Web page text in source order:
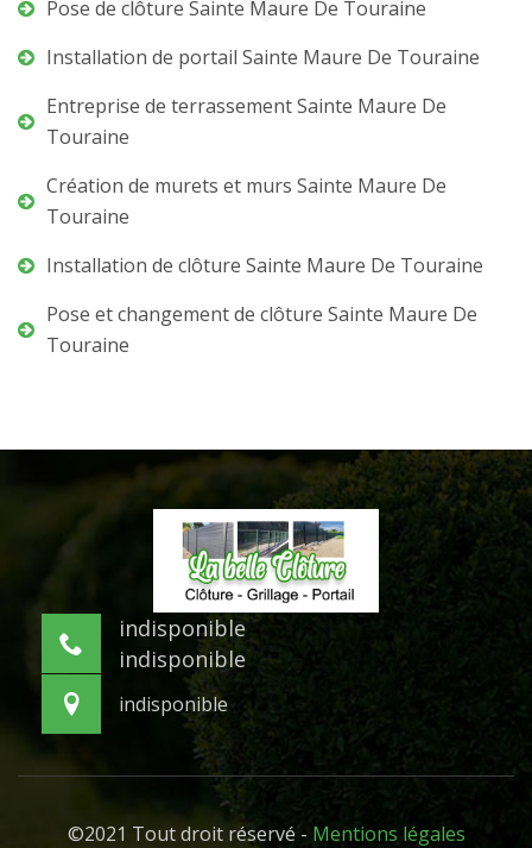
Pose de clôture Sainte Maure De Touraine
Installation de portail Sainte Maure De Touraine
Entreprise de terrassement Sainte Maure De
Touraine
Création de murets et murs Sainte Maure De
Touraine
Installation de clôture Sainte Maure De Touraine
Pose et changement de clôture Sainte Maure De
Touraine
indisponible
indisponible
indisponible
©2021 Tout droit réservé - Mentions légales